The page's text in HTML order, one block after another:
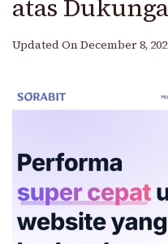
atas
Updated On December 8,